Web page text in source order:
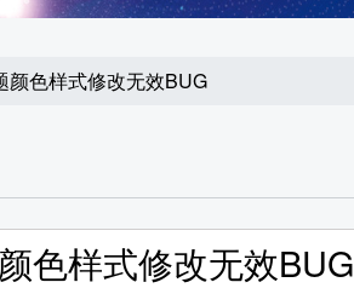
颜色样式修改无效BUG
色样式修改无效BUG